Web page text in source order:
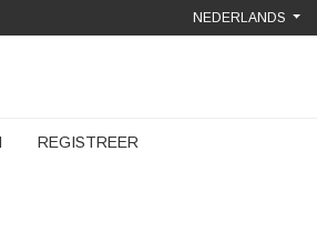
NEDERLANDS
REGISTREER